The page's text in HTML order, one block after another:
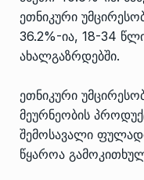
ეთნიკური
36.2%-ია, 18-34
ახალგაზრდებში.
ეთნიკური
მეურნეობის
შემოსავალი
წყაროა